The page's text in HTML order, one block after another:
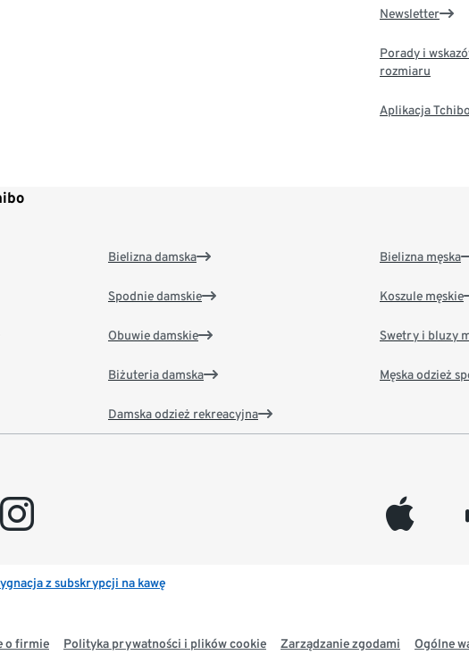
Newsletter
Porady i
rozmiaru
Aplikacja Tchibo
Bielizna damska
Spodnie damskie
Obuwie damskie
Biżuteria damska
Damska odzież rekreacyjna
Bielizna męska
Koszule męskie
Swetry i bluzy
Męska odzież
instagram appleinc
z subskrypcji na kawę
o firmie Polityka prywatności i plików cookie Zarządzanie zgodami Ogólne